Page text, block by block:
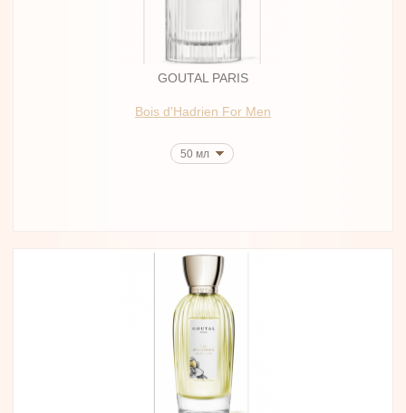
GOUTAL PARIS
Bois d'Hadrien For Men
50 мл